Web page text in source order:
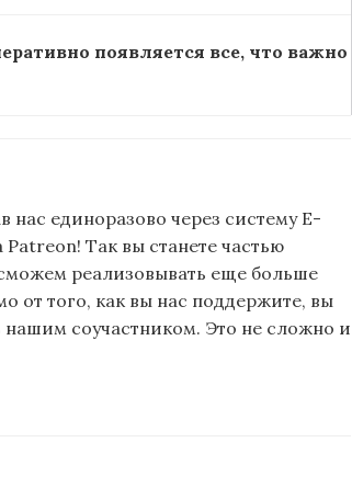
появляется все, что важно
нас единоразово через систему E-
Так вы станете частью
реализовывать еще больше
от того, как вы нас поддержите, вы
нашим соучастником. Это не сложно и